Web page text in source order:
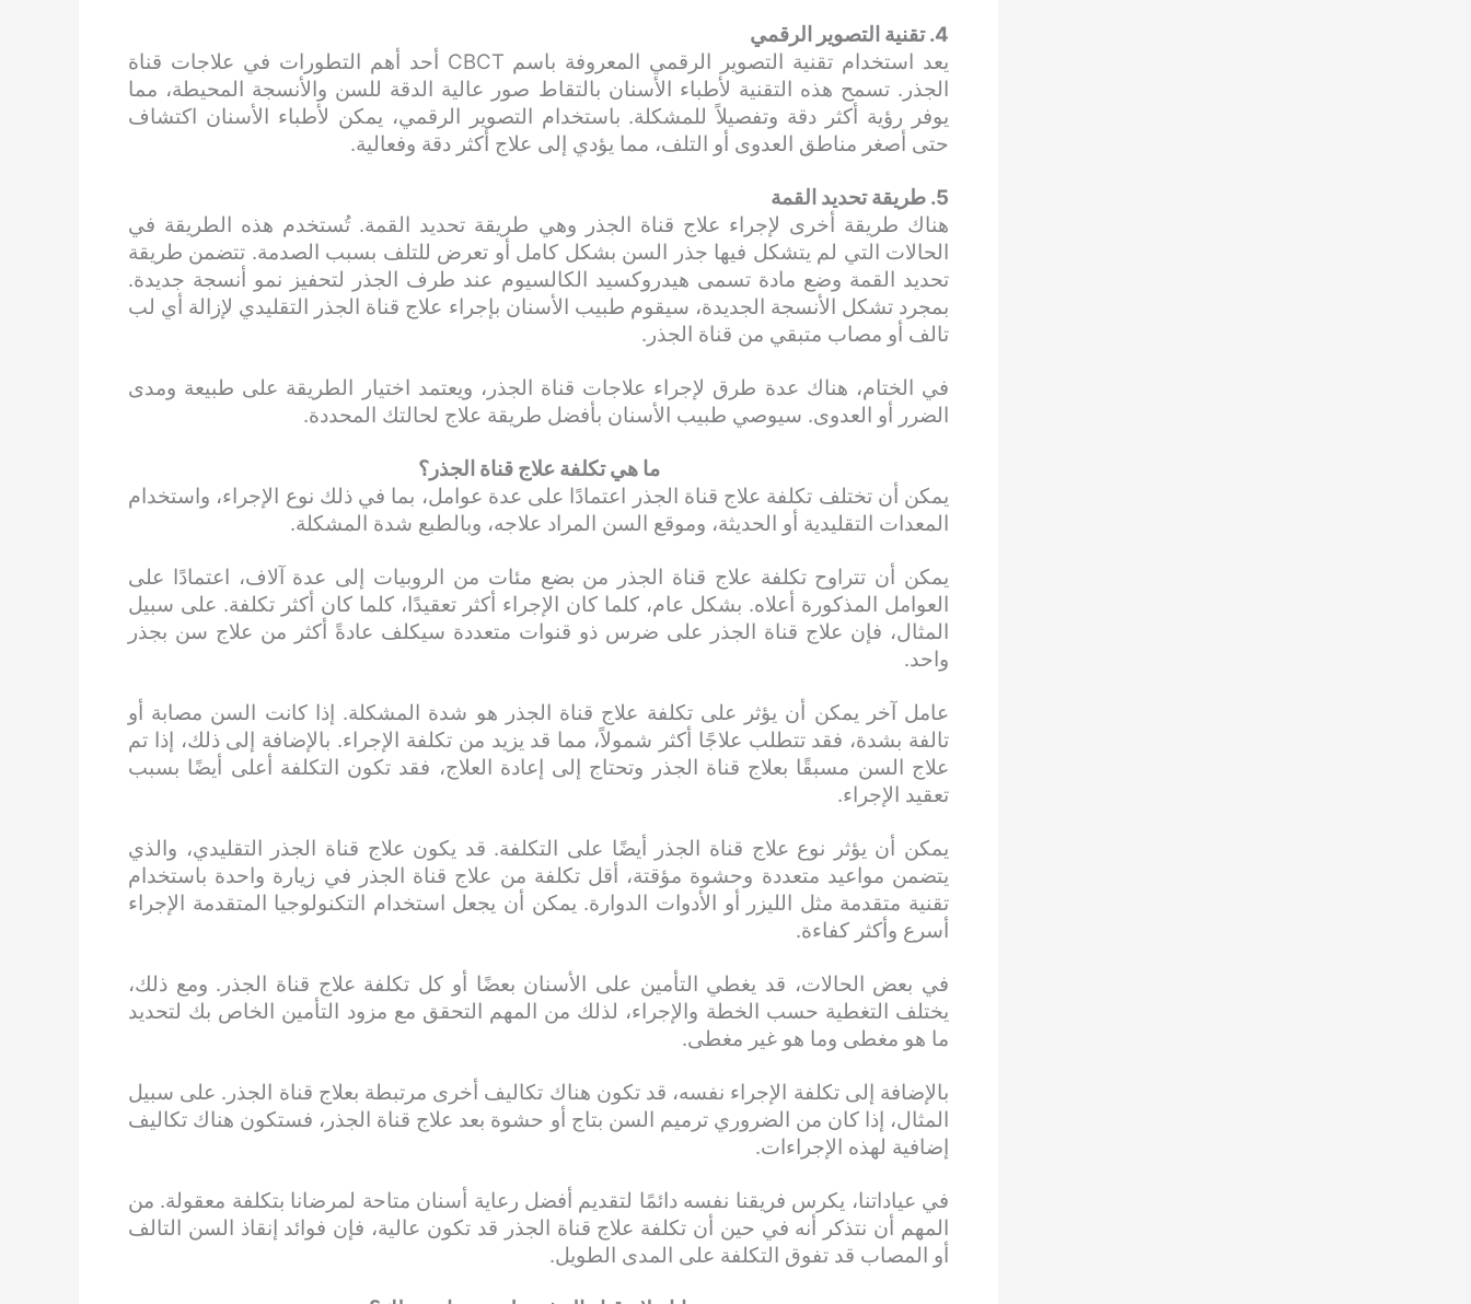
4. تقنية التصوير الرقمي
يعد استخدام تقنية التصوير الرقمي المعروفة باسم CBCT أحد أهم التطورات في علاجات قناة
الجذر. تسمح هذه التقنية لأطباء الأسنان بالتقاط صور عالية الدقة للسن والأنسجة المحيطة، مما
يوفر رؤية أكثر دقة وتفصيلاً للمشكلة. باستخدام التصوير الرقمي، يمكن لأطباء الأسنان اكتشاف
حتى أصغر مناطق العدوى أو التلف، مما يؤدي إلى علاج أكثر دقة وفعالية.
5. طريقة تحديد القمة
هناك طريقة أخرى لإجراء علاج قناة الجذر وهي طريقة تحديد القمة. تُستخدم هذه الطريقة في
الحالات التي لم يتشكل فيها جذر السن بشكل كامل أو تعرض للتلف بسبب الصدمة. تتضمن طريقة
تحديد القمة وضع مادة تسمى هيدروكسيد الكالسيوم عند طرف الجذر لتحفيز نمو أنسجة جديدة.
بمجرد تشكل الأنسجة الجديدة، سيقوم طبيب الأسنان بإجراء علاج قناة الجذر التقليدي لإزالة أي لب
تالف أو مصاب متبقي من قناة الجذر.
في الختام، هناك عدة طرق لإجراء علاجات قناة الجذر، ويعتمد اختيار الطريقة على طبيعة ومدى
الضرر أو العدوى. سيوصي طبيب الأسنان بأفضل طريقة علاج لحالتك المحددة.
ما هي تكلفة علاج قناة الجذر؟
يمكن أن تختلف تكلفة علاج قناة الجذر اعتمادًا على عدة عوامل، بما في ذلك نوع الإجراء، واستخدام
المعدات التقليدية أو الحديثة، وموقع السن المراد علاجه، وبالطبع شدة المشكلة.
يمكن أن تتراوح تكلفة علاج قناة الجذر من بضع مئات من الروبيات إلى عدة آلاف، اعتمادًا على
العوامل المذكورة أعلاه. بشكل عام، كلما كان الإجراء أكثر تعقيدًا، كلما كان أكثر تكلفة. على سبيل
المثال، فإن علاج قناة الجذر على ضرس ذو قنوات متعددة سيكلف عادةً أكثر من علاج سن بجذر
واحد.
عامل آخر يمكن أن يؤثر على تكلفة علاج قناة الجذر هو شدة المشكلة. إذا كانت السن مصابة أو
تالفة بشدة، فقد تتطلب علاجًا أكثر شمولاً، مما قد يزيد من تكلفة الإجراء. بالإضافة إلى ذلك، إذا تم
علاج السن مسبقًا بعلاج قناة الجذر وتحتاج إلى إعادة العلاج، فقد تكون التكلفة أعلى أيضًا بسبب
تعقيد الإجراء.
يمكن أن يؤثر نوع علاج قناة الجذر أيضًا على التكلفة. قد يكون علاج قناة الجذر التقليدي، والذي
يتضمن مواعيد متعددة وحشوة مؤقتة، أقل تكلفة من علاج قناة الجذر في زيارة واحدة باستخدام
تقنية متقدمة مثل الليزر أو الأدوات الدوارة. يمكن أن يجعل استخدام التكنولوجيا المتقدمة الإجراء
أسرع وأكثر كفاءة.
في بعض الحالات، قد يغطي التأمين على الأسنان بعضًا أو كل تكلفة علاج قناة الجذر. ومع ذلك،
يختلف التغطية حسب الخطة والإجراء، لذلك من المهم التحقق مع مزود التأمين الخاص بك لتحديد
ما هو مغطى وما هو غير مغطى.
بالإضافة إلى تكلفة الإجراء نفسه، قد تكون هناك تكاليف أخرى مرتبطة بعلاج قناة الجذر. على سبيل
المثال، إذا كان من الضروري ترميم السن بتاج أو حشوة بعد علاج قناة الجذر، فستكون هناك تكاليف
إضافية لهذه الإجراءات.
في عياداتنا، يكرس فريقنا نفسه دائمًا لتقديم أفضل رعاية أسنان متاحة لمرضانا بتكلفة معقولة. من
المهم أن نتذكر أنه في حين أن تكلفة علاج قناة الجذر قد تكون عالية، فإن فوائد إنقاذ السن التالف
أو المصاب قد تفوق التكلفة على المدى الطويل.